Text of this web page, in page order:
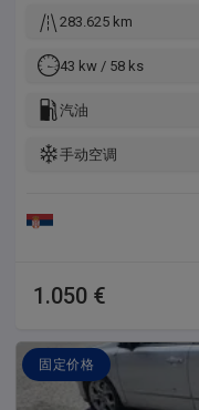
voznju. Auto se moze
283.625 km
43 kw / 58 ks
汽油
手动空调
1.050 €
固定价格